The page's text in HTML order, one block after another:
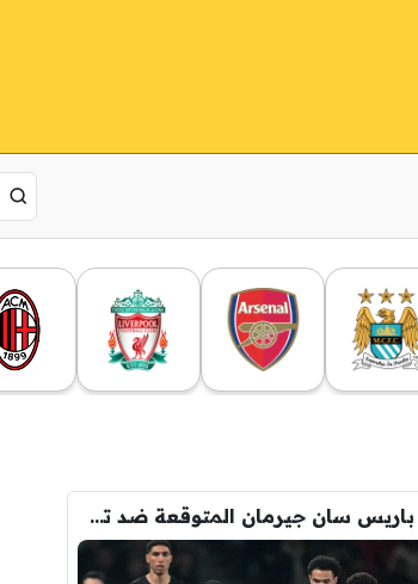
تشكيلة باريس سان جيرمان المتوقعة ضد تشيلسي في دوري أبطال أوروبا